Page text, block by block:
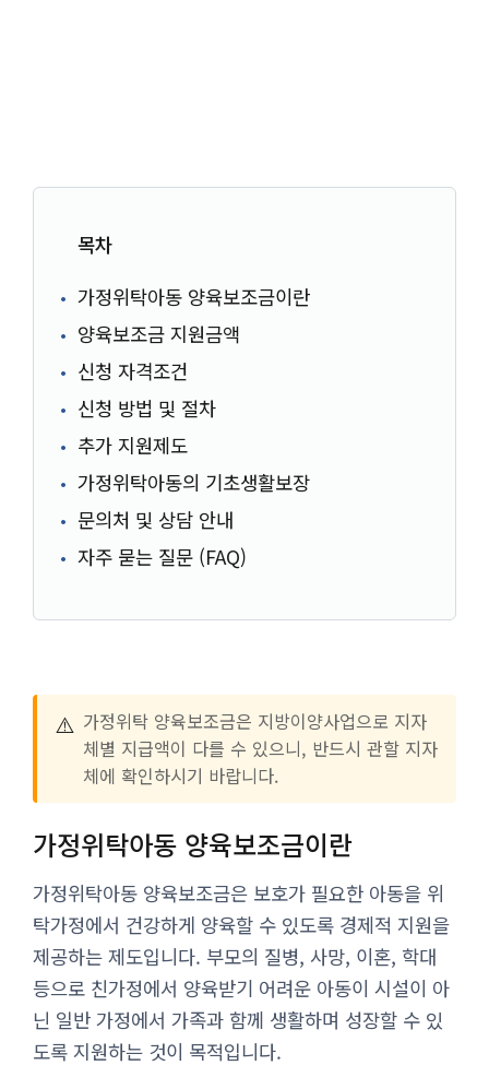
목차
가정위탁아동 양육보조금이란
양육보조금 지원금액
신청 자격조건
신청 방법 및 절차
추가 지원제도
가정위탁아동의 기초생활보장
문의처 및 상담 안내
자주 묻는 질문 (FAQ)
⚠️ 가정위탁 양육보조금은 지방이양사업으로 지자
체별 지급액이 다를 수 있으니, 반드시 관할 지자
체에 확인하시기 바랍니다.
가정위탁아동 양육보조금이란
가정위탁아동 양육보조금은 보호가 필요한 아동을 위
탁가정에서 건강하게 양육할 수 있도록 경제적 지원을
제공하는 제도입니다. 부모의 질병, 사망, 이혼, 학대
등으로 친가정에서 양육받기 어려운 아동이 시설이 아
닌 일반 가정에서 가족과 함께 생활하며 성장할 수 있
도록 지원하는 것이 목적입니다.